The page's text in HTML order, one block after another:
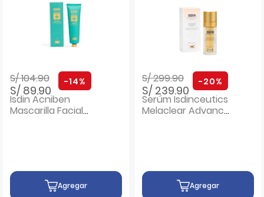
Precio rebajado de
S/ 104.90a
S/ 89.90
-14%
Isdin Acniben
Mascarilla Facial
Agregar
Precio rebajado de
S/ 299.90a
S/ 239.90
-20%
Serúm Isdinceutics
Melaclear Advance
Agregar